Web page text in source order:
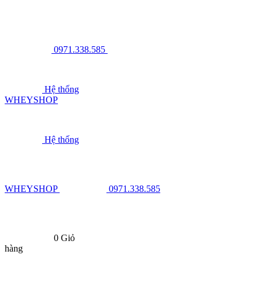
0971.338.585
Hệ thống
WHEYSHOP
Hệ thống
WHEYSHOP 0971.338.585
0 Giỏ
hàng